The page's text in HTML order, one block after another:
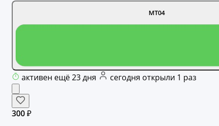
MT04
активен ещё 23 дня сегодня открыли 1 раз
300 ₽